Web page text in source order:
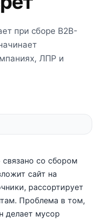
при сборе B2B-
ЛПР и
связано со сбором
сайт на
рассортирует
Проблема в том,
делает мусор